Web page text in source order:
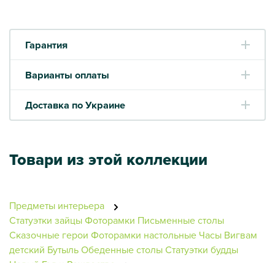
Гарантия
Варианты оплаты
Доставка по Украине
Товари из этой коллекции
Предметы интерьера
Статуэтки зайцыФоторамки Письменные столы
Сказочные герои Фоторамки настольные Часы Вигвам
детский БутыльОбеденные столыСтатуэтки будды